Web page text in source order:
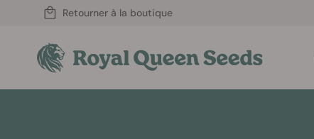
Retourner à la boutique